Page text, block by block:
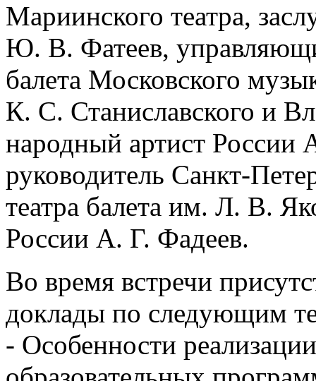
Мариинского театра,
Ю. В. Фатеев,
балета Московского
К. С. Станиславского и
народный артист России
руководитель Санкт-
театра балета им. Л. В.
России А. Г. Фадеев.
Во время встречи
доклады по следующим
- Особенности